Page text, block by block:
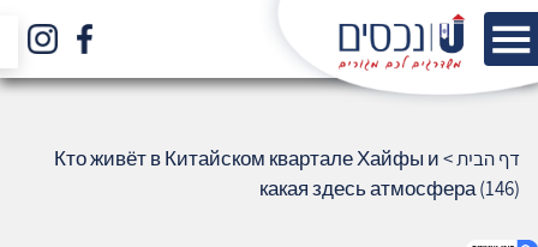
דף הבית>
Кто живёт в Китайском квартале Хайфы и
какая здесь атмосфера (146)